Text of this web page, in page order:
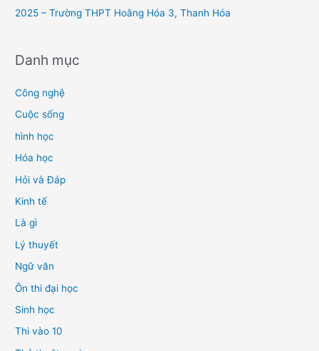
2025 – Trường THPT Hoằng Hóa 3, Thanh Hóa
Danh mục
Công nghệ
Cuộc sống
hình học
Hóa học
Hỏi và Đáp
Kinh tế
Là gì
Lý thuyết
Ngữ văn
Ôn thi đại học
Sinh học
Thi vào 10